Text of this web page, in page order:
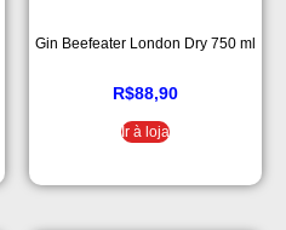
Gin Beefeater London Dry 750 ml
R$88,90
Ir à loja